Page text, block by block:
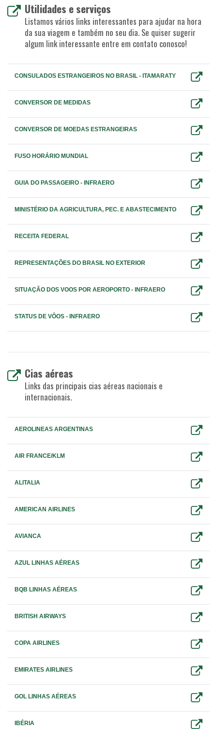
Utilidades e serviços
Listamos vários links interessantes para ajudar na hora
da sua viagem e também no seu dia. Se quiser sugerir
algum link interessante entre em contato conosco!
CONSULADOS ESTRANGEIROS NO BRASIL - ITAMARATY
CONVERSOR DE MEDIDAS
CONVERSOR DE MOEDAS ESTRANGEIRAS
FUSO HORÁRIO MUNDIAL
GUIA DO PASSAGEIRO - INFRAERO
MINISTÉRIO DA AGRICULTURA, PEC. E ABASTECIMENTO
RECEITA FEDERAL
REPRESENTAÇÕES DO BRASIL NO EXTERIOR
SITUAÇÃO DOS VOOS POR AEROPORTO - INFRAERO
STATUS DE VÔOS - INFRAERO
Cias aéreas
Links das principais cias aéreas nacionais e
internacionais.
AEROLINEAS ARGENTINAS
AIR FRANCE/KLM
ALITALIA
AMERICAN AIRLINES
AVIANCA
AZUL LINHAS AÉREAS
BQB LINHAS AÉREAS
BRITISH AIRWAYS
COPA AIRLINES
EMIRATES AIRLINES
GOL LINHAS AÉREAS
IBÉRIA